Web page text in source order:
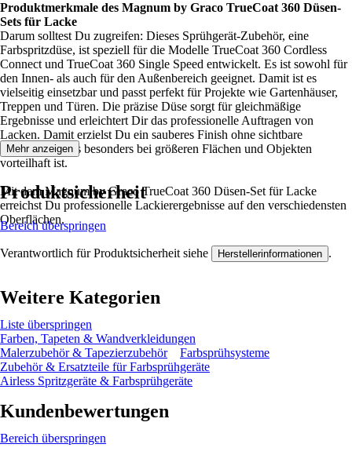
Produktmerkmale des Magnum by Graco TrueCoat 360 Düsen-
Sets für Lacke
Darum solltest Du zugreifen: Dieses Sprühgerät-Zubehör, eine
Farbspritzdüse, ist speziell für die Modelle TrueCoat 360 Cordless
Connect und TrueCoat 360 Single Speed entwickelt. Es ist sowohl für
den Innen- als auch für den Außenbereich geeignet. Damit ist es
vielseitig einsetzbar und passt perfekt für Projekte wie Gartenhäuser,
Treppen und Türen. Die präzise Düse sorgt für gleichmäßige
Ergebnisse und erleichtert Dir das professionelle Auftragen von
Lacken. Damit erzielst Du ein sauberes Finish ohne sichtbare
Übergänge, was besonders bei größeren Flächen und Objekten
vorteilhaft ist.
Mit dem Magnum by Graco TrueCoat 360 Düsen-Set für Lacke
erreichst Du professionelle Lackierergebnisse auf den verschiedensten
Oberflächen.
Mehr anzeigen
Produktsicherheit
Bereich überspringen
Verantwortlich für Produktsicherheit siehe Herstellerinformationen .
Weitere Kategorien
Liste überspringen
Farben, Tapeten & Wandverkleidungen
Malerzubehör & Tapezierzubehör
Farbsprühsysteme
Zubehör & Ersatzteile für Farbsprühgeräte
Airless Spritzgeräte & Farbsprühgeräte
Kundenbewertungen
Bereich überspringen